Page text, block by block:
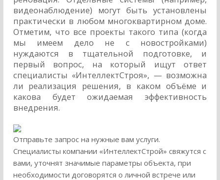
видеонаблюдение) могут быть установлены
практически в любом многоквартирном доме.
Отметим, что все проекты такого типа (когда
мы имеем дело не с новостройками)
нуждаются в тщательной подготовке, и
первый вопрос, на который ищут ответ
специалисты «ИнтеллектСтроя», — возможна
ли реализация решения, в каком объёме и
какова будет ожидаемая эффективность
внедрения.
Отправьте запрос на нужные вам услуги.
Специалисты компании «ИнтеллектСтрой» свяжутся с
вами, уточнят значимые параметры объекта, при
необходимости договорятся о личной встрече или